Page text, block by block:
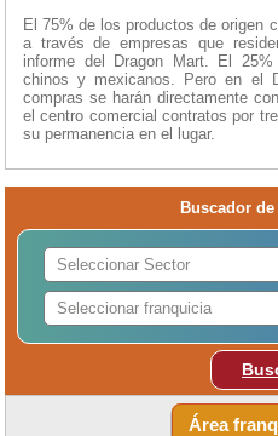
El 75% de los productos de origen
a través de empresas que
informe del Dragon Mart. El
chinos y mexicanos. Pero en el
compras se harán directamente
el centro comercial contratos por
su permanencia en el lugar.
Buscador
Área